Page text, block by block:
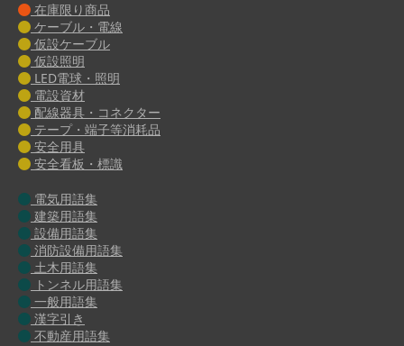
在庫限り商品
ケーブル・電線
仮設ケーブル
仮設照明
LED電球・照明
電設資材
配線器具・コネクター
テープ・端子等消耗品
安全用具
安全看板・標識
電気用語集
建築用語集
設備用語集
消防設備用語集
土木用語集
トンネル用語集
一般用語集
漢字引き
不動産用語集